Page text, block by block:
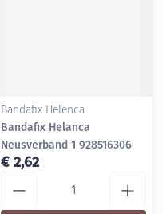
Bandafix Helenca
Bandafix Helanca
Neusverband 1 928516306
€ 2,62